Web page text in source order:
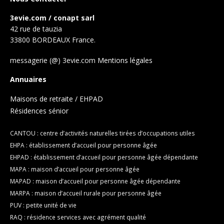
3evie.com / conapt sarl
42 rue de tauzia
33800 BORDEAUX France.
messagerie (@) 3evie.com Mentions légales
Annuaires
Maisons de retraite / EHPAD
Résidences sénior
CANTOU : centre d’activités naturelles tirées d’occupations utiles
EHPA : établissement d’accueil pour personne âgée
EHPAD : établissement d’accueil pour personne âgée dépendante
MAPA : maison d’accueil pour personne âgée
MAPAD : maison d’accueil pour personne âgée dépendante
MARPA : maison d’accueil rurale pour personne âgée
PUV : petite unité de vie
RAQ : résidence services avec agrément qualité